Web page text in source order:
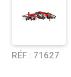
RÉF : 71627